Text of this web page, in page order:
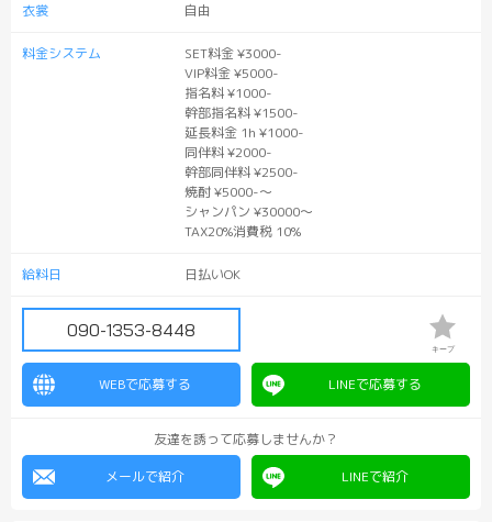
衣裳 自由
料金システム
SET料金 ¥3000-
VIP料金 ¥5000-
指名料 ¥1000-
幹部指名料 ¥1500-
延長料金 1h ¥1000-
同伴料 ¥2000-
幹部同伴料 ¥2500-
焼酎 ¥5000-〜
シャンパン ¥30000〜
TAX20%消費税 10%
給料日 日払いOK
090-1353-8448
キープ
WEBで応募する LINEで応募する
友達を誘って応募しませんか？
メールで紹介
LINEで紹介